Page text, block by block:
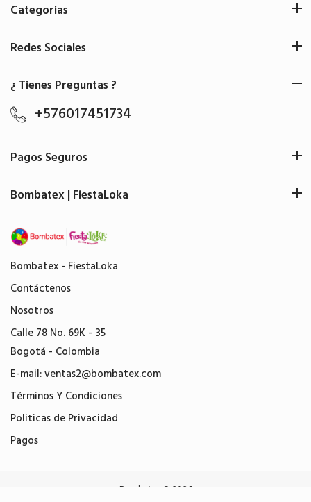
Bombatex - FiestaLoka
Contáctenos
Nosotros
Calle 78 No. 69K - 35
Bogotá - Colombia
E-mail:ventas2@bombatex.com
Términos Y Condiciones
Politicas de Privacidad
Pagos
Categorias
Redes Sociales
¿ Tienes Preguntas ?
+576017451734
Pagos Seguros
Bombatex | FiestaLoka
Bombatex © 2026